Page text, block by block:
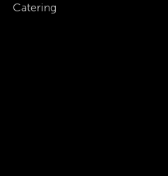
Catering